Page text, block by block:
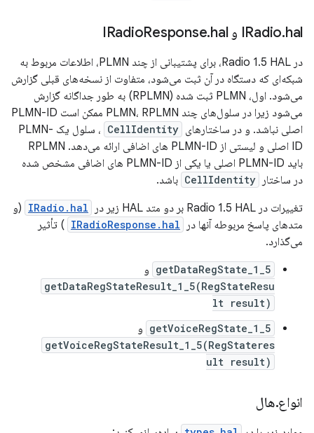
IRadio.hal و IRadio Response.hal
در Radio 1.5 HAL، برای پشتیبانی از چند PLMN، اطلاعات مربوط به
شبکه‌ای که دستگاه در آن ثبت می‌شود، متفاوت از نسخه‌های قبلی گزارش
می‌شود. اول، PLMN ثبت شده (RPLMN) به طور جداگانه گزارش
می‌شود زیرا در سلول‌های چند PLMN، RPLMN ممکن است PLMN-ID
اصلی نباشد. و در ساختارهای CellIdentity
، سلول یک PLMN-
ID اصلی و لیستی از PLMN-ID های اضافی ارائه می‌دهد. RPLMN
باید PLMN-ID اصلی یا یکی از PLMN-ID های اضافی مشخص شده
در ساختار
CellIdentity باشد.
تغییرات در Radio 1.5 HAL بر دو متد HAL زیر در
IRadio.hal (و
متدهای پاسخ مربوطه آنها در
IRadioResponse.hal ) تأثیر
می‌گذارد.
getDataRegState_1_5 و
getDataRegStateResult_1_5(RegStateResu
lt result)
getVoiceRegState_1_5 و
getVoiceRegStateResult_1_5(RegStateres
ult result)
انواع.هال